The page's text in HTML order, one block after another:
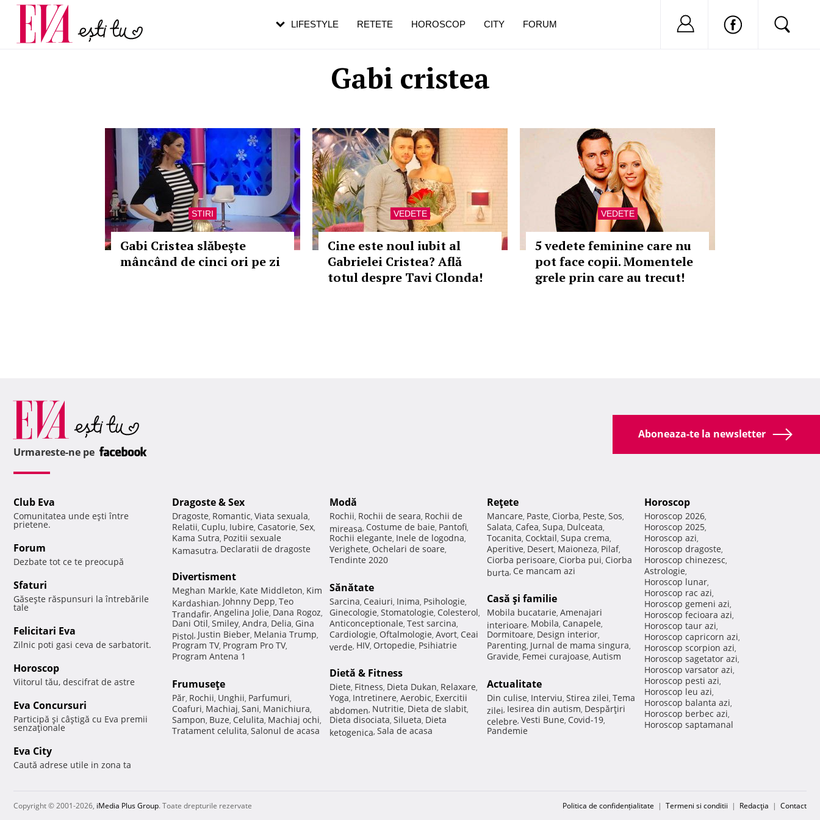
Gabi cristea
STIRI
Gabi Cristea slăbeşte
mâncând de cinci ori pe zi
VEDETE
Cine este noul iubit al
Gabrielei Cristea? Află
totul despre Tavi Clonda!
VEDETE
5 vedete feminine care nu
pot face copii. Momentele
grele prin care au trecut!
LIFESTYLE RETETE HOROSCOP CITY FORUM Nu ai cont?
Carieră
Actualitate
pe măsură ce înaintezi în vârstă
Aboneaza-te la newsletter
Urmareste-ne pe
Club Eva
Comunitatea unde eşti între
prietene.
Forum
Dezbate tot ce te preocupă
Sfaturi
Găseşte răspunsuri la întrebările
tale
Felicitari Eva
Zilnic poti gasi ceva de sarbatorit.
Horoscop
Viitorul tău, descifrat de astre
Eva Concursuri
Participă şi câştigă cu Eva premii
senzaţionale
Eva City
Caută adrese utile in zona ta
Dragoste & Sex
Dragoste, Romantic, Viata sexuala,
Relatii, Cuplu, Iubire, Casatorie, Sex,
Kama Sutra, Pozitii sexuale
Kamasutra, Declaratii de dragoste
Divertisment
Meghan Markle, Kate Middleton, Kim
Kardashian, Johnny Depp, Teo
Trandafir, Angelina Jolie, Dana Rogoz,
Dani Otil, Smiley, Andra, Delia, Gina
Pistol, Justin Bieber, Melania Trump,
Program TV, Program Pro TV,
Program Antena 1
Frumuseţe
Păr, Rochii, Unghii, Parfumuri,
Coafuri, Machiaj, Sani, Manichiura,
Sampon, Buze, Celulita, Machiaj ochi,
Tratament celulita, Salonul de acasa
Modă
Rochii, Rochii de seara, Rochii de
mireasa, Costume de baie, Pantofi,
Rochii elegante, Inele de logodna,
Verighete, Ochelari de soare,
Tendinte 2020
Sănătate
Sarcina, Ceaiuri, Inima, Psihologie,
Ginecologie, Stomatologie, Colesterol,
Anticonceptionale, Test sarcina,
Cardiologie, Oftalmologie, Avort, Ceai
verde, HIV, Ortopedie, Psihiatrie
Dietă & Fitness
Diete, Fitness, Dieta Dukan, Relaxare,
Yoga, Intretinere, Aerobic, Exercitii
abdomen, Nutritie, Dieta de slabit,
Dieta disociata, Silueta, Dieta
ketogenica, Sala de acasa
Reţete
Mancare, Paste, Ciorba, Peste, Sos,
Salata, Cafea, Supa, Dulceata,
Tocanita, Cocktail, Supa crema,
Aperitive, Desert, Maioneza, Pilaf,
Ciorba perisoare, Ciorba pui, Ciorba
burta, Ce mancam azi
Casă şi familie
Mobila bucatarie, Amenajari
interioare, Mobila, Canapele,
Dormitoare, Design interior,
Parenting, Jurnal de mama singura,
Gravide, Femei curajoase, Autism
Actualitate
Din culise, Interviu, Stirea zilei, Tema
zilei, Iesirea din autism, Despărţiri
celebre, Vesti Bune, Covid-19,
Pandemie
Horoscop
Horoscop 2026,
Horoscop 2025,
Horoscop azi,
Horoscop dragoste,
Horoscop chinezesc,
Astrologie,
Horoscop lunar,
Horoscop rac azi,
Horoscop gemeni azi,
Horoscop fecioara azi,
Horoscop taur azi,
Horoscop capricorn azi,
Horoscop scorpion azi,
Horoscop sagetator azi,
Horoscop varsator azi,
Horoscop pesti azi,
Horoscop leu azi,
Horoscop balanta azi,
Horoscop berbec azi,
Horoscop saptamanal
Copyright © 2001-2026, iMedia Plus Group. Toate drepturile rezervate Politica de confidențialitate | Termeni si conditii | Redacţia | Contact